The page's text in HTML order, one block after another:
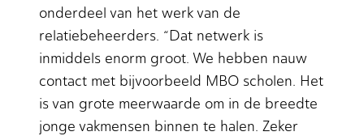
onderdeel van het werk van de
relatiebeheerders. “Dat netwerk is
inmiddels enorm groot. We hebben nauw
contact met bijvoorbeeld MBO scholen. Het
is van grote meerwaarde om in de breedte
jonge vakmensen binnen te halen. Zeker